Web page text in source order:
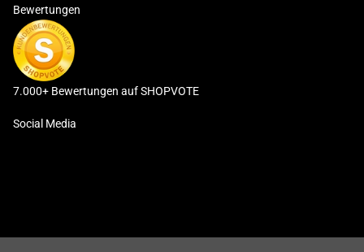
Bewertungen
7.000+ Bewertungen auf SHOPVOTE
Social Media